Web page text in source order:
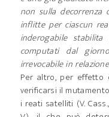
non sulla decorrenza
inflitte per ciascun
inderogabile
computati dal
irrevocabile in
Per altro, per effetto
verificarsi il
i reati satelliti (V.